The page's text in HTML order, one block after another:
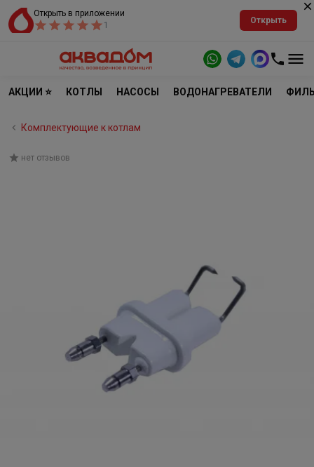
Открыть в приложении
1
Открыть
АКЦИИ ⭐ КОТЛЫ НАСОСЫ ВОДОНАГРЕВАТЕЛИ
Комплектующие к котлам
нет отзывов